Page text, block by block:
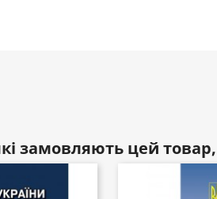
замовляють цей